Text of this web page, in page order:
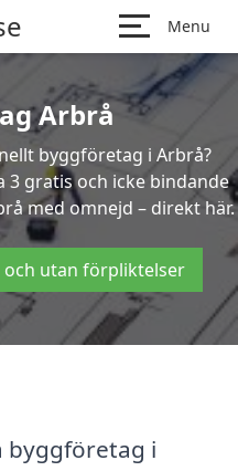
Menu
Arbrå
byggföretag i Arbrå?
gratis och icke bindande
med omnejd – direkt här.
och utan förpliktelser
byggföretag i